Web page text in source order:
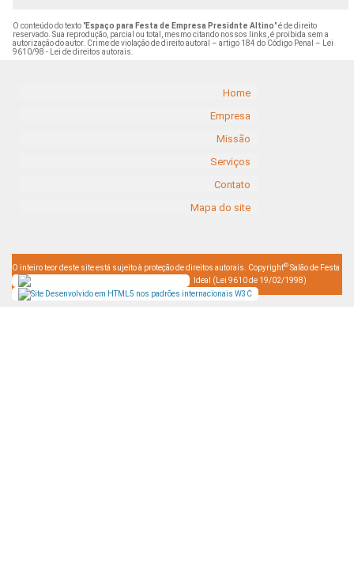
O conteúdo do texto "Espaço para Festa de Empresa Presidnte Altino" é de direito
reservado. Sua reprodução, parcial ou total, mesmo citando nossos links, é proibida sem a
autorização do autor. Crime de violação de direito autoral – artigo 184 do Código Penal – Lei
9610/98 - Lei de direitos autorais.
Home
Empresa
Missão
Serviços
Contato
Mapa do site
O inteiro teor deste site está sujeito à proteção de direitos autorais. Copyright© Salão de Festa
Ideal (Lei 9610 de 19/02/1998)